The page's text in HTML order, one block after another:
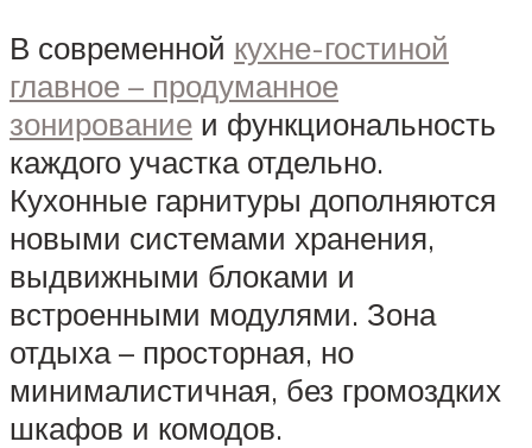
В современной кухне-гостиной
главное – продуманное
зонирование и функциональность
каждого участка отдельно.
Кухонные гарнитуры дополняются
новыми системами хранения,
выдвижными блоками и
встроенными модулями. Зона
отдыха – просторная, но
минималистичная, без громоздких
шкафов и комодов.